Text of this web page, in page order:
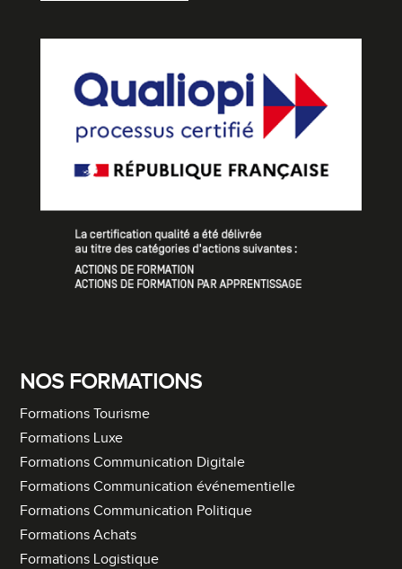
NOS FORMATIONS
Formations Tourisme
Formations Luxe
Formations Communication Digitale
Formations Communication événementielle
Formations Communication Politique
Formations Achats
Formations Logistique